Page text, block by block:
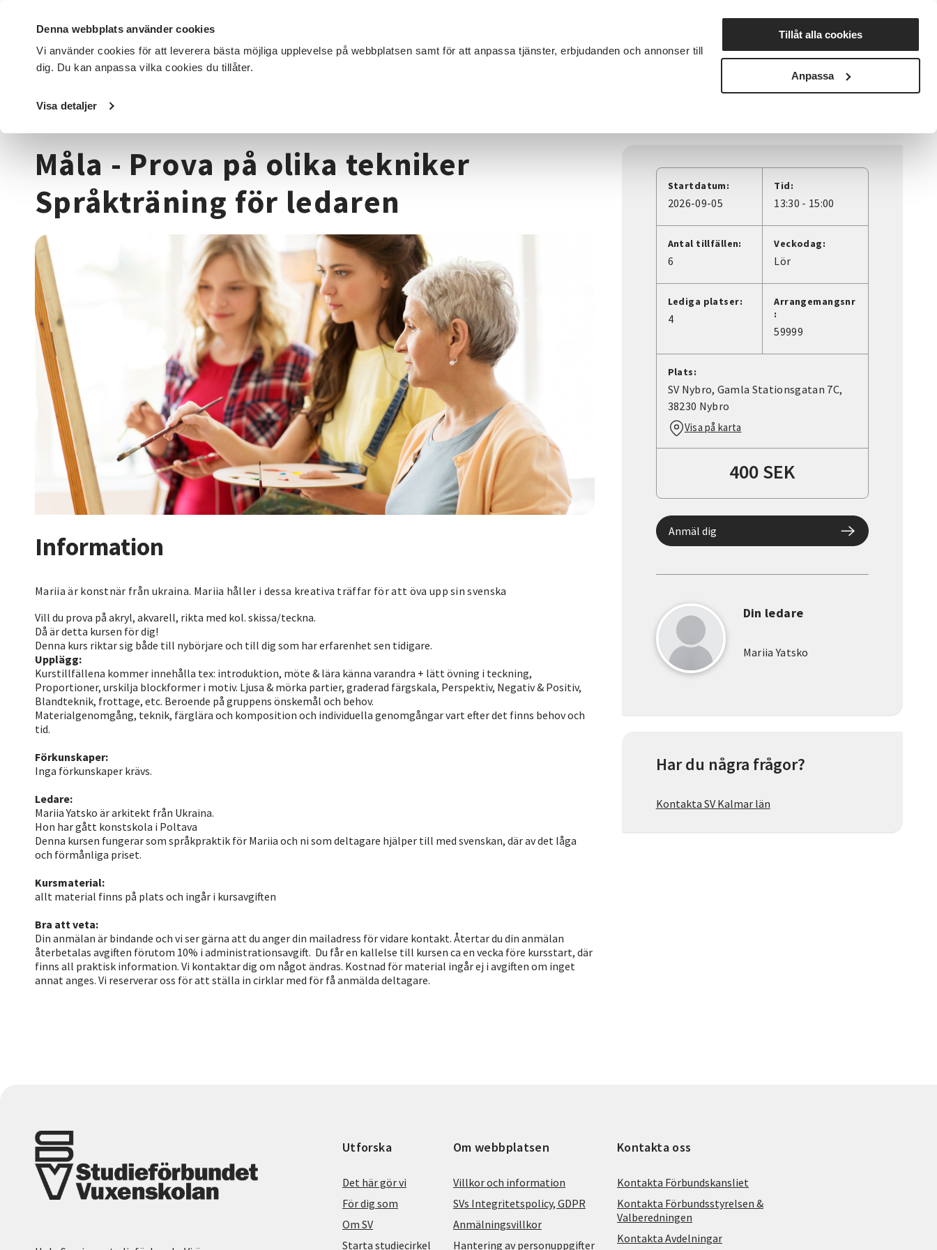
Denna webbplats använder cookies
Vi använder cookies för att leverera bästa möjliga upplevelse på webbplatsen samt för att anpassa tjänster, erbjudanden och annonser till
dig. Du kan anpassa vilka cookies du tillåter.
Visa detaljer
Tillåt alla cookies
Anpassa
DET HÄR GÖR VI FÖR DIG SOM SÖK KURSER OCH EVENEMANG Nyheter Avdelningar
Startsida / Kurser och evenemang
Måla - Prova på olika tekniker
Språkträning för ledaren
Information
Mariia är konstnär från ukraina. Mariia håller i dessa kreativa träffar för att öva upp sin svenska
Vill du prova på akryl, akvarell, rikta med kol. skissa/teckna.
Då är detta kursen för dig!
Denna kurs riktar sig både till nybörjare och till dig som har erfarenhet sen tidigare.
Upplägg:
Kurstillfällena kommer innehålla tex: introduktion, möte & lära känna varandra + lätt övning i teckning,
Proportioner, urskilja blockformer i motiv. Ljusa & mörka partier, graderad färgskala, Perspektiv, Negativ & Positiv,
Blandteknik, frottage, etc. Beroende på gruppens önskemål och behov.
Materialgenomgång, teknik, färglära och komposition och individuella genomgångar vart efter det finns behov och
tid.
Förkunskaper:
Inga förkunskaper krävs.
Ledare:
Mariia Yatsko är arkitekt från Ukraina.
Hon har gått konstskola i Poltava
Denna kursen fungerar som språkpraktik för Mariia och ni som deltagare hjälper till med svenskan, där av det låga
och förmånliga priset.
Kursmaterial:
allt material finns på plats och ingår i kursavgiften
Bra att veta:
Din anmälan är bindande och vi ser gärna att du anger din mailadress för vidare kontakt. Återtar du din anmälan
återbetalas avgiften förutom 10% i administrationsavgift. Du får en kallelse till kursen ca en vecka före kursstart, där
finns all praktisk information. Vi kontaktar dig om något ändras. Kostnad för material ingår ej i avgiften om inget
annat anges. Vi reserverar oss för att ställa in cirklar med för få anmälda deltagare.
Startdatum:
2026-09-05
Tid:
13:30 - 15:00
Antal tillfällen:
6
Veckodag:
Lör
Lediga platser:
4
Arrangemangsnr
:
59999
Plats:
SV Nybro, Gamla Stationsgatan 7C,
38230 Nybro
Visa på karta
400 SEK
Anmäl dig
Din ledare
Mariia Yatsko
Har du några frågor?
Kontakta SV Kalmar län
Utforska
Det här gör vi
För dig som
Om SV
Starta studiecirkel
Om webbplatsen
Villkor och information
SVs Integritetspolicy, GDPR
Anmälningsvillkor
Hantering av personuppgifter
Kontakta oss
Kontakta Förbundskansliet
Kontakta Förbundsstyrelsen &
Valberedningen
Kontakta Avdelningar